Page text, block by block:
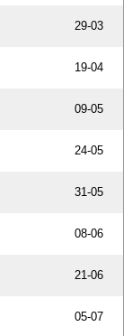
29-03
19-04
09-05
24-05
31-05
08-06
21-06
05-07